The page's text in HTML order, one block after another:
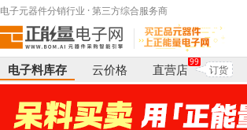
电子元器件分销行业 · 第三方综合服务商
电子料库存 云价格 直营店
99
订货